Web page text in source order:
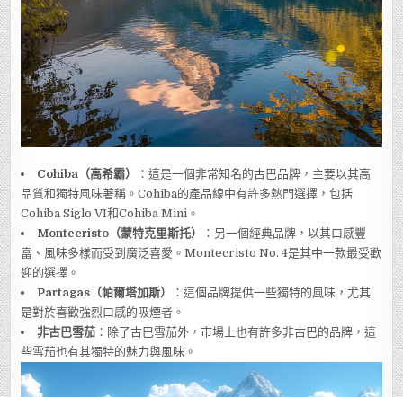
Cohiba（高希霸）
：這是一個非常知名的古巴品牌，主要以其高
品質和獨特風味著稱。Cohiba的產品線中有許多熱門選擇，包括
Cohiba Siglo VI和Cohiba Mini。
Montecristo（蒙特克里斯托）
：另一個經典品牌，以其口感豐
富、風味多樣而受到廣泛喜愛。Montecristo No. 4是其中一款最受歡
迎的選擇。
Partagas（帕爾塔加斯）
：這個品牌提供一些獨特的風味，尤其
是對於喜歡強烈口感的吸煙者。
非古巴雪茄 ：除了古巴雪茄外，市場上也有許多非古巴的品牌，這
些雪茄也有其獨特的魅力與風味。